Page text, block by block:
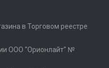
в Торговом реестре
ООО "Орионлайт" №